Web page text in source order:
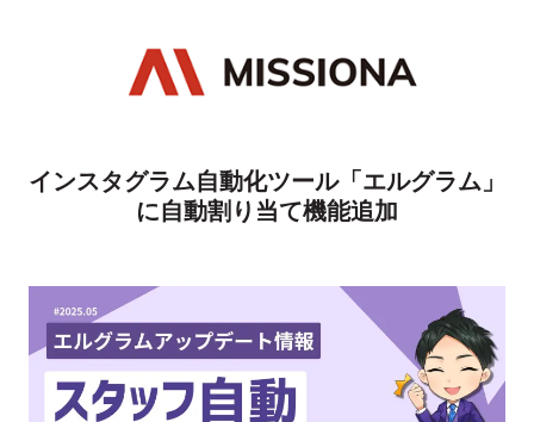
インスタグラム自動化ツール「エルグラム」
に自動割り当て機能追加